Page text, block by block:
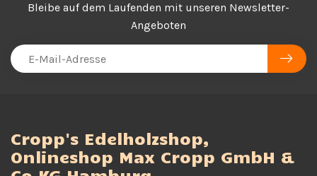
Bleibe auf dem Laufenden mit unseren Newsletter-
Angeboten
Cropp's Edelholzshop,
Onlineshop Max Cropp GmbH &